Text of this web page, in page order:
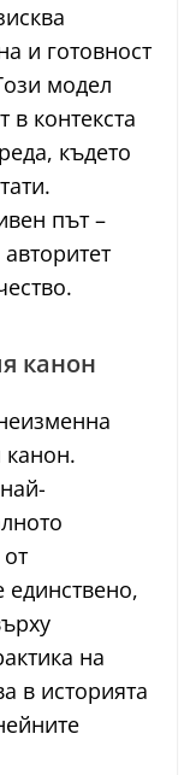
и готовност
модел
в контекста
където
път –
канон
канон.
единствено,
на
в историята